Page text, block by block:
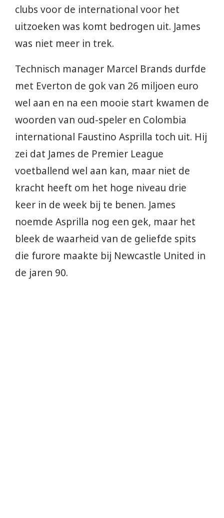
clubs voor de international voor het
uitzoeken was komt bedrogen uit. James
was niet meer in trek.
Technisch manager Marcel Brands durfde
met Everton de gok van 26 miljoen euro
wel aan en na een mooie start kwamen de
woorden van oud-speler en Colombia
international Faustino Asprilla toch uit. Hij
zei dat James de Premier League
voetballend wel aan kan, maar niet de
kracht heeft om het hoge niveau drie
keer in de week bij te benen. James
noemde Asprilla nog een gek, maar het
bleek de waarheid van de geliefde spits
die furore maakte bij Newcastle United in
de jaren 90.